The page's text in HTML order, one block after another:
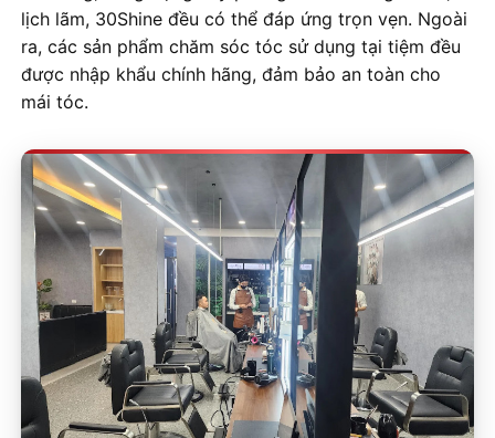
lịch lãm, 30Shine đều có thể đáp ứng trọn vẹn. Ngoài
ra, các sản phẩm chăm sóc tóc sử dụng tại tiệm đều
được nhập khẩu chính hãng, đảm bảo an toàn cho
mái tóc.